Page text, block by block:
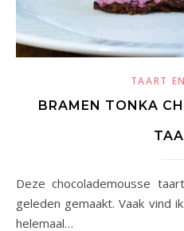
TAART
BRAMEN TONKA
Deze chocolademousse taart heb ik al een aardige tijd
geleden gemaakt. Vaak vind
helemaal…